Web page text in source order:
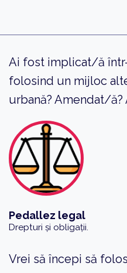
Ai fost implicat/ă
folosind un mijloc
urbană? Amendat/
Pedallez legal
Drepturi și obligații.
Vrei să începi să